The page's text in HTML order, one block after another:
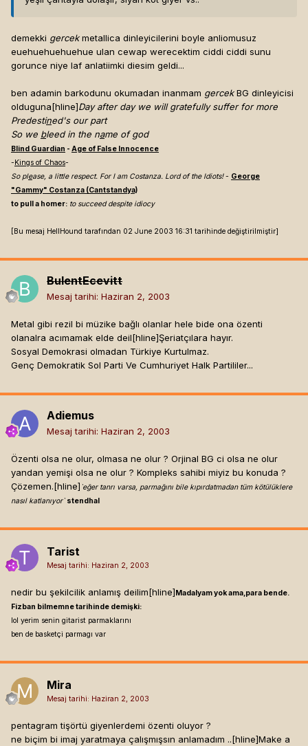
demekki gercekmetallica dinleyicilerini boyle anliomusuz
euehuehuehuehue ulan cewap werecektim ciddi ciddi sunu
gorunce niye laf anlatiimki diesim geldi...
ben adamin barkodunu okumadan inanmam gercekBG dinleyicisi
olduguna[hline]Day after day we will gratefully suffer for more
Predestined's our part
So we bleed in the name of god
Blind Guardian - Age of False Innocence
- Kings of Chaos-
So please, a little respect. For I am Costanza. Lord of the Idiots!- George
"Gammy" Costanza (Cantstandya)
to pull a homer: to succeed despite idiocy
[Bu mesaj HellHound tarafından 02 June 2003 16:31 tarihinde değiştirilmiştir]
BulentEcevitt
Mesaj tarihi: Haziran 2, 2003
Metal gibi rezil bi müzike bağlı olanlar hele bide ona özenti
olanalra acımamak elde deil[hline]Şeriatçılara hayır.
Sosyal Demokrasi olmadan Türkiye Kurtulmaz.
Genç Demokratik Sol Parti Ve Cumhuriyet Halk Partililer...
Adiemus
Mesaj tarihi: Haziran 2, 2003
Özenti olsa ne olur, olmasa ne olur ? Orjinal BG ci olsa ne olur
yandan yemişi olsa ne olur ? Kompleks sahibi miyiz bu konuda ?
Çözemen.[hline] `eğer tanrı varsa, parmağını bile kıpırdatmadan tüm kötülüklere
nasıl katlanıyor` stendhal
Tarist
Mesaj tarihi: Haziran 2, 2003
nedir bu şekilcilik anlamış deilim[hline] Madalyam yok ama,para bende.
Fizban bilmemne tarihinde demişki:
lol yerim senin gitarist parmaklarını
ben de basketçi parmagı var
Mira
Mesaj tarihi: Haziran 2, 2003
pentagram tişörtü giyenlerdemi özenti oluyor ?
ne biçim bi imaj yaratmaya çalışmışsın anlamadım ..[hline]Make a